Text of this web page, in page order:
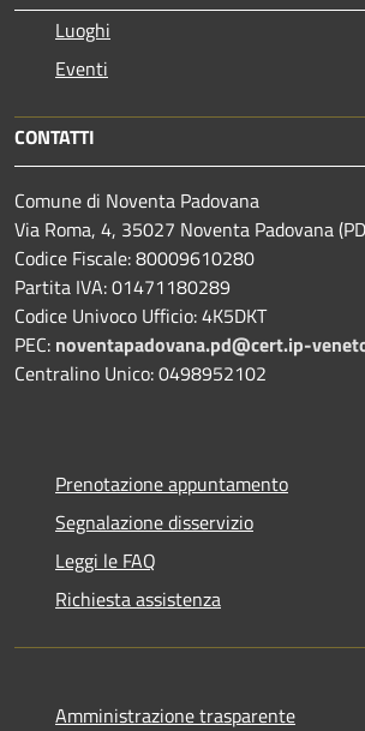
Luoghi
Eventi
CONTATTI
Comune di Noventa Padovana
Via Roma, 4, 35027 Noventa Padovana
Codice Fiscale: 80009610280
Partita IVA: 01471180289
Codice Univoco Ufficio: 4K5DKT
PEC: noventapadovana.pd@cert.ip-
Centralino Unico: 0498952102
Prenotazione appuntamento
Segnalazione disservizio
Leggi le FAQ
Richiesta assistenza
Amministrazione trasparente